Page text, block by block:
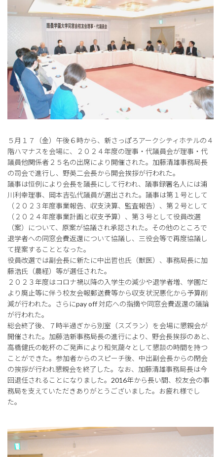
５月１７（金）午後６時から、新さっぽろアークシティホテルの４
階ハマナスを会場に、２０２４年度の理事・代議員会が理事・代
議員他関係者２５名の出席により開催された。加藤清雄事務局長
の司会で進行し、野英二会長から開会挨拶が行われた。
議事は恒例により会長を議長にして行われ、議事録署名人には浦
川利幸理事、岡本吉弘代議員が選出された。議事は第１号として
（２０２３年度事業報告、収支決算、監査報告）、第２号として
（２０２４年度事業計画と収支予算）、第３号として役員改選
（案）について、原案が協議され承認された。その他のところで
退学者への同窓会費返還について協議し、三役会等で再度協議し
て提案することとなった。
役員改選では副会長に新たに中出哲也氏（獣医）、事務局長に加
藤浩氏（農経）等が選任された。
２０２３年度はコロナ禍以降の入学生の減少や退学者増、学園だ
より廃止等に伴う校友会報郵送費等から収支状況悪化から予算削
減が行われた。さらにpay off 対応への指摘や同窓会費返還の議論
が行われた。
総会終了後、７時半過ぎから別室（スズラン）を会場に懇親会が
開催された。加藤浩新事務局長の進行により、野会長挨拶のあと、
高橋健氏の乾杯のご発声により和気藹々として懇談の時間を持つ
ことができた。参加者からのスピーチ後、中出副会長からの閉会
の挨拶が行われ懇親会を終了した。なお、加藤清雄事務局長は今
回退任されることになりました。2016年から長い間、校友会の事
務局を支えていただきありがとうございました。お疲れ様でし
た。